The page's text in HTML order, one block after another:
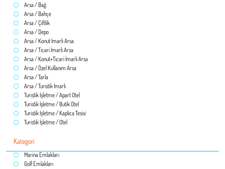
Arsa / Bağ
Arsa / Bahçe
Arsa / Çiftlik
Arsa / Depo
Arsa / Konut İmarlı Arsa
Arsa / Ticari İmarlı Arsa
Arsa / Konut+Ticari İmarlı Arsa
Arsa / Özel Kullanım Arsa
Arsa / Tarla
Arsa / Turistik İmarlı
Turistik İşletme / Apart Otel
Turistik İşletme / Butik Otel
Turistik İşletme / Kaplıca Tesisi
Turistik İşletme / Otel
Kategori
Marina Emlakları
Golf Emlakları